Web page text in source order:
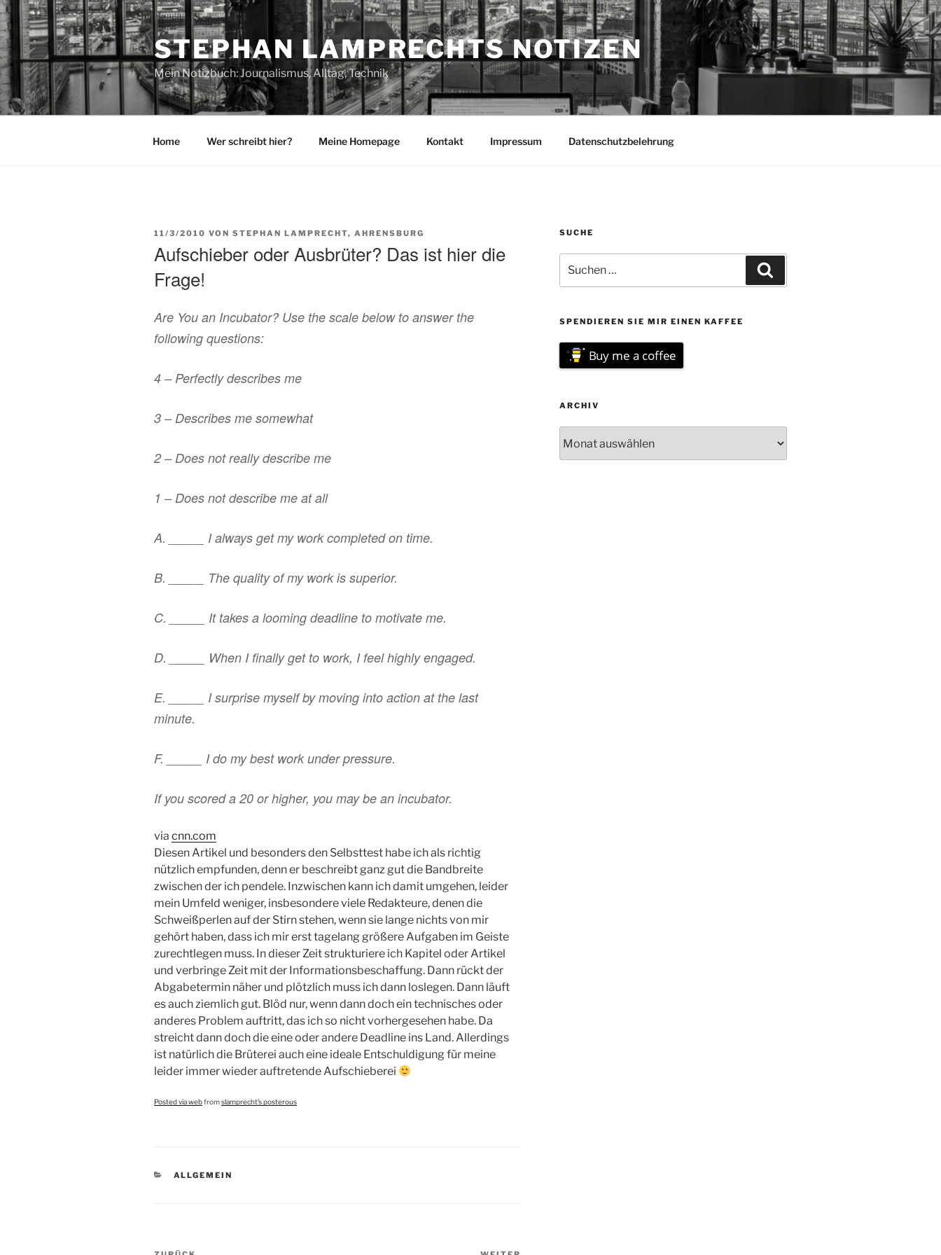
Zum
Inhalt
springen
STEPHAN LAMPRECHTS NOTIZEN
Mein Notizbuch: Journalismus, Alltag, Technik
Home Wer schreibt hier? Meine Homepage Kontakt Impressum Datenschutzbelehrung
VERÖFFENTLICHT
11/3/2010 VON STEPHAN LAMPRECHT, AHRENSBURG
Aufschieber oder Ausbrüter? Das ist hier die
Frage!
Are You an Incubator? Use the scale below to answer the
following questions:
4 – Perfectly describes me
3 – Describes me somewhat
2 – Does not really describe me
1 – Does not describe me at all
A. _____ I always get my work completed on time.
B. _____ The quality of my work is superior.
C. _____ It takes a looming deadline to motivate me.
D. _____ When I finally get to work, I feel highly engaged.
E. _____ I surprise myself by moving into action at the last
minute.
F. _____ I do my best work under pressure.
If you scored a 20 or higher, you may be an incubator.
via cnn.com
Diesen Artikel und besonders den Selbsttest habe ich als richtig
nützlich empfunden, denn er beschreibt ganz gut die Bandbreite
zwischen der ich pendele. Inzwischen kann ich damit umgehen, leider
mein Umfeld weniger, insbesondere viele Redakteure, denen die
Schweißperlen auf der Stirn stehen, wenn sie lange nichts von mir
gehört haben, dass ich mir erst tagelang größere Aufgaben im Geiste
zurechtlegen muss. In dieser Zeit strukturiere ich Kapitel oder Artikel
und verbringe Zeit mit der Informationsbeschaffung. Dann rückt der
Abgabetermin näher und plötzlich muss ich dann loslegen. Dann läuft
es auch ziemlich gut. Blöd nur, wenn dann doch ein technisches oder
anderes Problem auftritt, das ich so nicht vorhergesehen habe. Da
streicht dann doch die eine oder andere Deadline ins Land. Allerdings
ist natürlich die Brüterei auch eine ideale Entschuldigung für meine
leider immer wieder auftretende Aufschieberei
Posted via webfromslamprecht’s posterous
KATEGORIEN
ALLGEMEIN
Beitragsnavigation
SUCHE
nach:
SPENDIEREN SIE MIR EINEN KAFFEE
Buy me a coffee
ARCHIV